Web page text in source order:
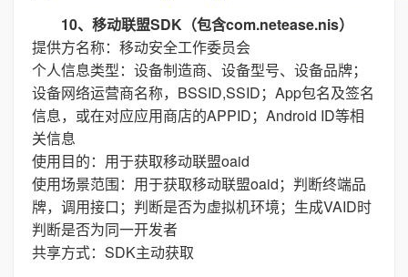
10、移动联盟SDK（包含com.netease.nis）
提供方名称：移动安全工作委员会
个人信息类型：设备制造商、设备型号、设备品牌；
设备网络运营商名称，BSSID,SSID；App包名及签名
信息，或在对应应用商店的APPID；Android ID等相
关信息
使用目的：用于获取移动联盟oaid
使用场景范围：用于获取移动联盟oaid；判断终端品
牌，调用接口；判断是否为虚拟机环境；生成VAID时
判断是否为同一开发者
共享方式：SDK主动获取